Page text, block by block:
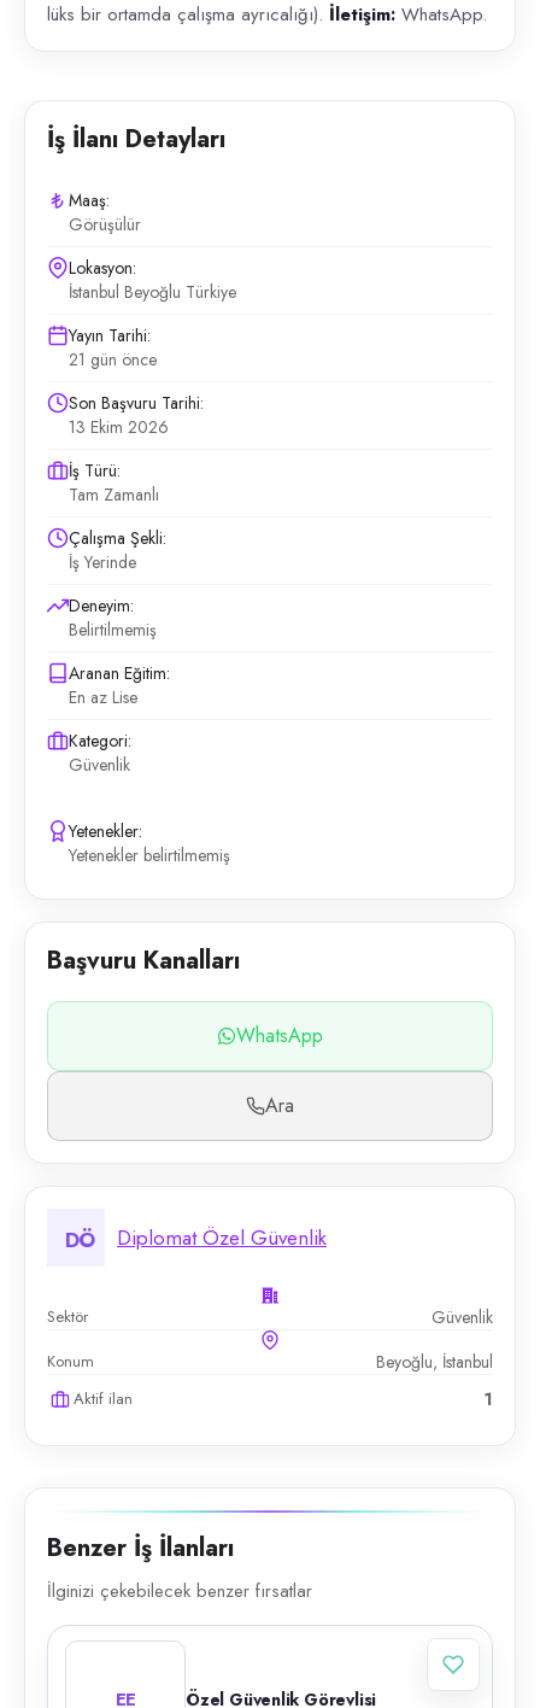
lüks bir ortamda çalışma ayrıcalığı). İletişim: WhatsApp.
İş İlanı Detayları
Maaş:
Görüşülür
Lokasyon:
İstanbul Beyoğlu Türkiye
Yayın Tarihi:
21 gün önce
Son Başvuru Tarihi:
13 Ekim 2026
İş Türü:
Tam Zamanlı
Çalışma Şekli:
İş Yerinde
Deneyim:
Belirtilmemiş
Aranan Eğitim:
En az Lise
Kategori:
Güvenlik
Yetenekler:
Yetenekler belirtilmemiş
Başvuru Kanalları
WhatsApp
Ara
DÖ Diplomat Özel Güvenlik
Sektör Güvenlik
Konum Beyoğlu, İstanbul
Aktif ilan 1
Benzer İş İlanları
İlginizi çekebilecek benzer fırsatlar
EE Özel Güvenlik Görevlisi